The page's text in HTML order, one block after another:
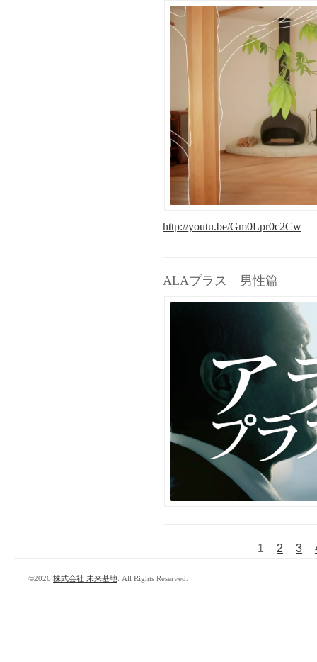
http://youtu.be/Gm0Lpr0c2Cw
ALAプラス 男性篇
1 2 3
©2026 株式会社 未来基地 . All Rights Reserved.